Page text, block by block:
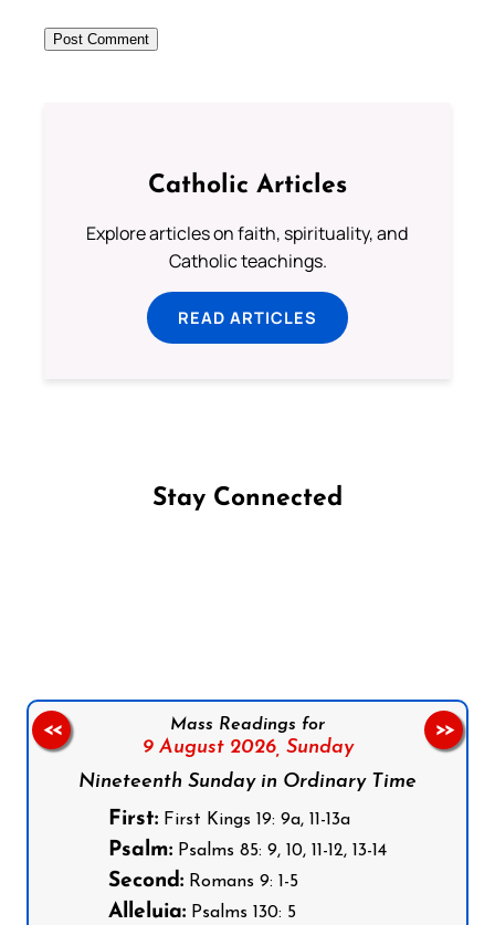
Catholic Articles
Explore articles on faith, spirituality, and
Catholic teachings.
READ ARTICLES
Stay Connected
Mass Readings for
9 August 2026, Sunday
Nineteenth Sunday in Ordinary Time
First: First Kings 19: 9a, 11-13a
Psalm: Psalms 85: 9, 10, 11-12, 13-14
Second: Romans 9: 1-5
Alleluia: Psalms 130: 5
<< >>